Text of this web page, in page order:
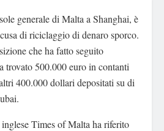
generale di Malta a Shanghai, è
di riciclaggio di denaro sporco.
che ha fatto seguito
trovato 500.000 euro in contanti
400.000 dollari depositati su di
Times of Malta ha riferito